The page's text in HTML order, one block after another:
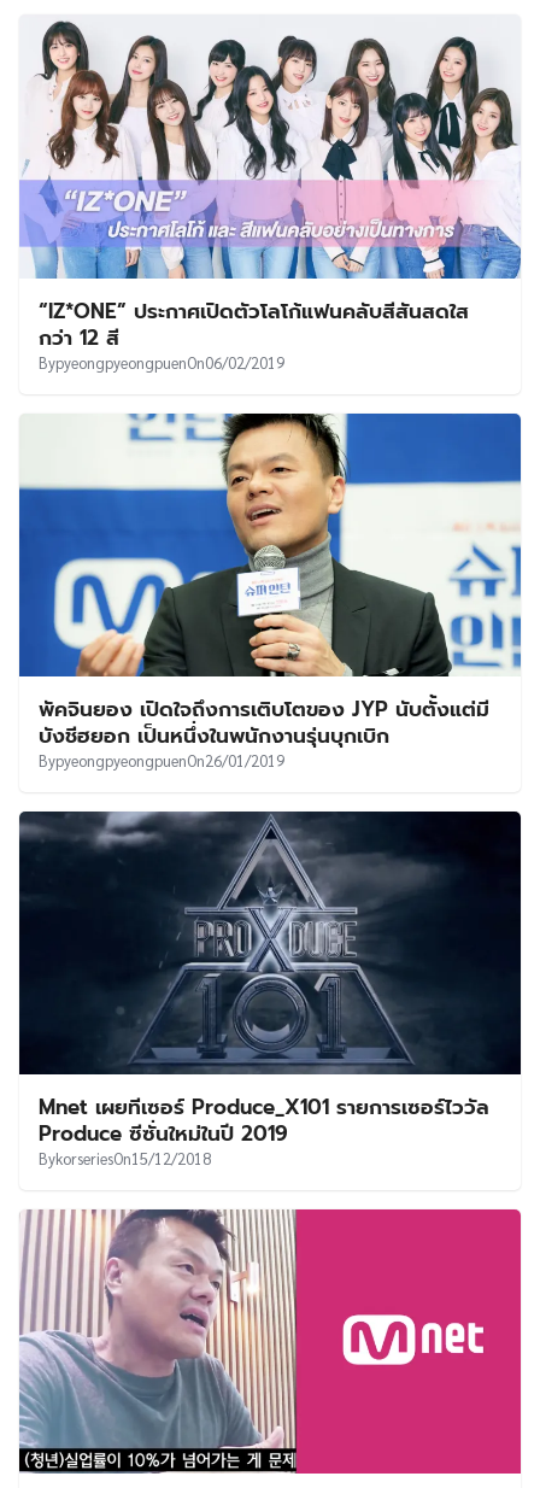
“IZ*ONE” ประกาศเปิดตัวโลโก้แฟนคลับสีสันสดใส
กว่า 12 สี
BypyeongpyeongpuenOn06/02/2019
พัคจินยอง เปิดใจถึงการเติบโตของ JYP นับตั้งแต่มี
บังชีฮยอก เป็นหนึ่งในพนักงานรุ่นบุกเบิก
BypyeongpyeongpuenOn26/01/2019
Mnet เผยทีเซอร์ Produce_X101 รายการเซอร์ไววัล
Produce ซีซั่นใหม่ในปี 2019
BykorseriesOn15/12/2018